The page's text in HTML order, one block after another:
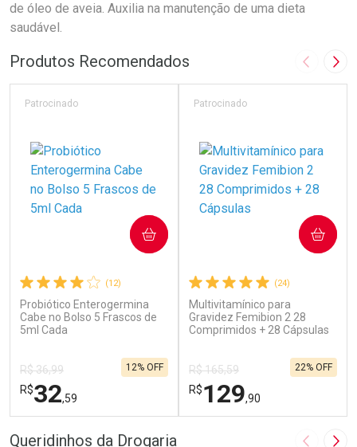
de óleo de aveia. Auxilia na manutenção de uma dieta
saudável.
Produtos Recomendados Imagem
(12)
Probiótico Enterogermina
Cabe no Bolso 5 Frascos de
5ml Cada
Patrocinado
R$ 36,99
R$32,59
12% OFF
COMPRAR
(24)
Multivitamínico para
Gravidez Femibion 2 28
Comprimidos + 28 Cápsulas
Patrocinado
R$ 165,59
R$129,90
22% OFF
COMPRAR
Queridinhos da Drogaria